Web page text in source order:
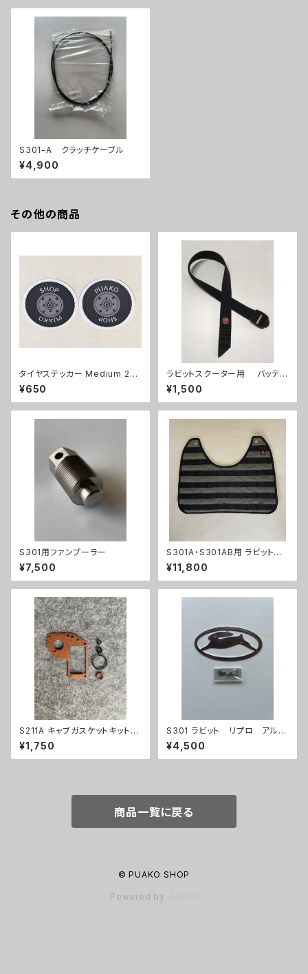
S301-A クラッチケーブル
¥4,900
その他の商品
タイヤステッカー Medium 2枚
SET 【PUAKO SHOP】
¥650
ラビットスクーター用 バッテリ
ーバンド（ステッカー付）
¥1,500
S301用ファンプーラー
¥7,500
S301A・S301AB用 ラビットス
クーター HARAMAKI (ハラマ
キ) 【グレー】オーダー受注
¥11,800
S211A キャブガスケットキットセ
ット
¥1,750
S301 ラビット リプロ アルミ
製サイドエンブレム
¥4,500
商品一覧に戻る
© PUAKO SHOP
Powered by